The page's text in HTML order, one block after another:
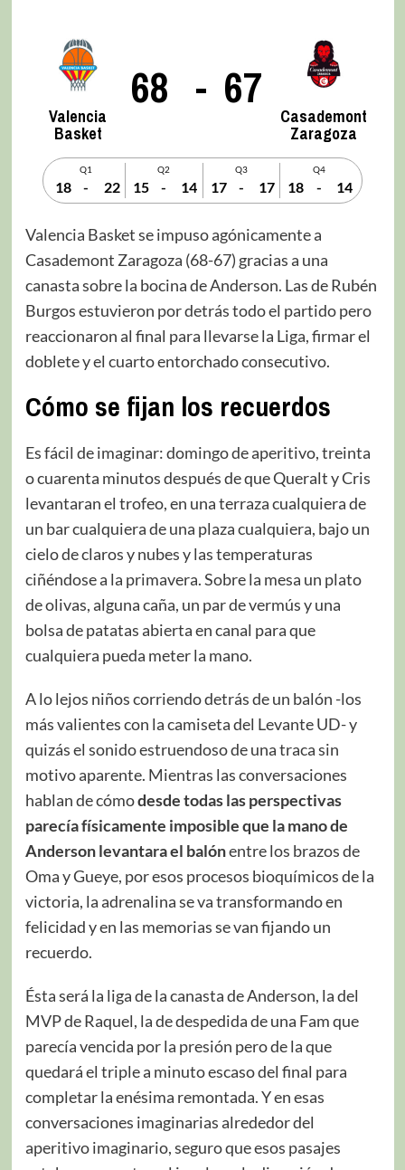
Valencia
Basket
68 - 67
Casademont
Zaragoza
Q1
18 - 22
Q2
15 - 14
Q3
17 - 17
Q4
18 - 14
Valencia Basket se impuso agónicamente a
Casademont Zaragoza (68-67) gracias a una
canasta sobre la bocina de Anderson. Las de Rubén
Burgos estuvieron por detrás todo el partido pero
reaccionaron al final para llevarse la Liga, firmar el
doblete y el cuarto entorchado consecutivo.
Cómo se fijan los recuerdos
Es fácil de imaginar: domingo de aperitivo, treinta
o cuarenta minutos después de que Queralt y Cris
levantaran el trofeo, en una terraza cualquiera de
un bar cualquiera de una plaza cualquiera, bajo un
cielo de claros y nubes y las temperaturas
ciñéndose a la primavera. Sobre la mesa un plato
de olivas, alguna caña, un par de vermús y una
bolsa de patatas abierta en canal para que
cualquiera pueda meter la mano.
A lo lejos niños corriendo detrás de un balón -los
más valientes con la camiseta del Levante UD- y
quizás el sonido estruendoso de una traca sin
motivo aparente. Mientras las conversaciones
hablan de cómodesde todas las perspectivas
parecía físicamente imposible que la mano de
Anderson levantara el balónentre los brazos de
Oma y Gueye, por esos procesos bioquímicos de la
victoria, la adrenalina se va transformando en
felicidad y en las memorias se van fijando un
recuerdo.
Ésta será la liga de la canasta de Anderson, la del
MVP de Raquel, la de despedida de una Fam que
parecía vencida por la presión pero de la que
quedará el triple a minuto escaso del final para
completar la enésima remontada. Y en esas
conversaciones imaginarias alrededor del
aperitivo imaginario, seguro que esos pasajes